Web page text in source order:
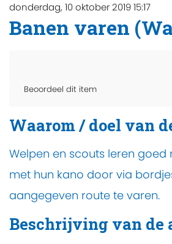
donderdag, 10 oktober 2019 15:17
Banen varen
Beoordeel dit item
Waarom / doel van
Welpen en scouts leren
met hun kano door via
aangegeven route te varen.
Beschrijving van